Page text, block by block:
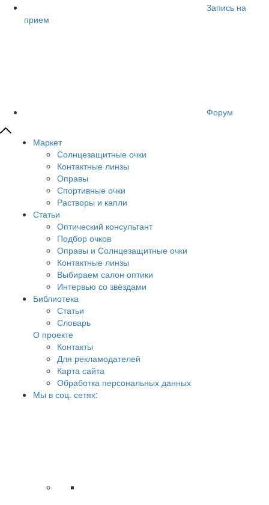
Запись на
прием
Форум
Маркет
Солнцезащитные очки
Контактные линзы
Оправы
Спортивные очки
Растворы и капли
Статьи
Оптический консультант
Подбор очков
Оправы и Солнцезащитные очки
Контактные линзы
Выбираем салон оптики
Интервью со звёздами
Библиотека
Статьи
Словарь
О проекте
Контакты
Для рекламодателей
Карта сайта
Обработка персональных данных
Мы в соц. сетях: